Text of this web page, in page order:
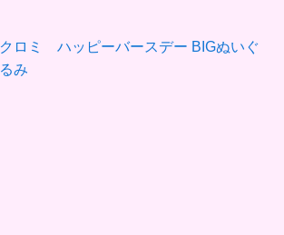
クロミ ハッピーバースデー BIGぬいぐ
るみ